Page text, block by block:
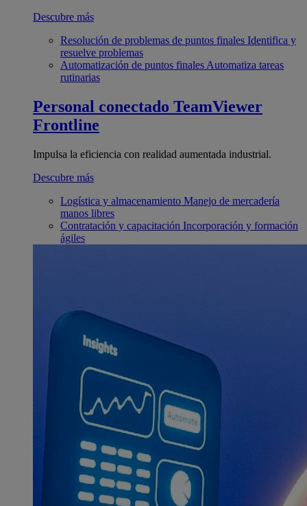
Descubre más
Resolución de problemas de puntos finales Identifica y
resuelve problemas
Automatización de puntos finales Automatiza tareas
rutinarias
Personal conectado TeamViewer
Frontline
Impulsa la eficiencia con realidad aumentada industrial.
Descubre más
Logística y almacenamiento Manejo de mercadería
manos libres
Contratación y capacitación Incorporación y formación
ágiles